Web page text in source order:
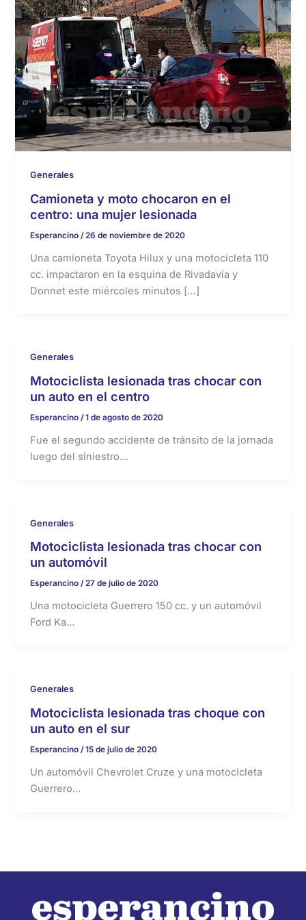
Generales
Camioneta y moto chocaron en el
centro: una mujer lesionada
Esperancino /26 de noviembre de 2020
Una camioneta Toyota Hilux y una motocicleta 110
cc. impactaron en la esquina de Rivadavia y
Donnet este miércoles minutos […]
Generales
Motociclista lesionada tras chocar con
un auto en el centro
Esperancino/1 de agosto de 2020
Fue el segundo accidente de tránsito de la jornada
luego del siniestro…
Generales
Motociclista lesionada tras chocar con
un automóvil
Esperancino/27 de julio de 2020
Una motocicleta Guerrero 150 cc. y un automóvil
Ford Ka…
Generales
Motociclista lesionada tras choque con
un auto en el sur
Esperancino /15 de julio de 2020
Un automóvil Chevrolet Cruze y una motocicleta
Guerrero…